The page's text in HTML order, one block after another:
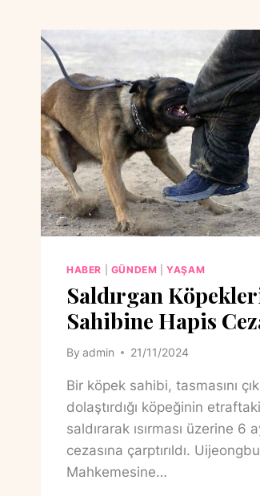
HABER GÜNDEM |YAŞAM
Saldırgan
Sahibine Hapis
By admin 21/11/2024
Bir köpek sahibi, tasmasını
dolaştırdığı köpeğinin
saldırarak ısırması üzerine 6
cezasına çarptırıldı.
Mahkemesine…